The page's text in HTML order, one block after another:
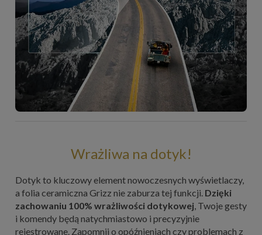
Wrażliwa na dotyk!
Dotyk to kluczowy element nowoczesnych wyświetlaczy,
a folia ceramiczna Grizz nie zaburza tej funkcji. Dzięki
zachowaniu 100% wrażliwości dotykowej , Twoje gesty
i komendy będą natychmiastowo i precyzyjnie
rejestrowane. Zapomnij o opóźnieniach czy problemach z